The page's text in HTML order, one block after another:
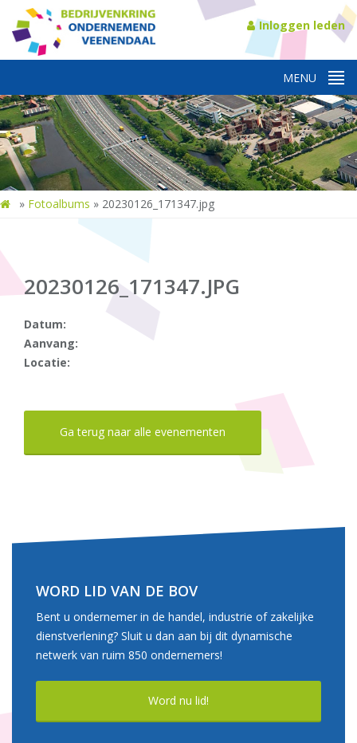
Inloggen leden
» Fotoalbums » 20230126_171347.jpg
20230126_171347.JPG
Datum:
Aanvang:
Locatie:
Ga terug naar alle evenementen
WORD LID VAN DE BOV
Bent u ondernemer in de handel, industrie of zakelijke
dienstverlening? Sluit u dan aan bij dit dynamische
netwerk van ruim 850 ondernemers!
Word nu lid!